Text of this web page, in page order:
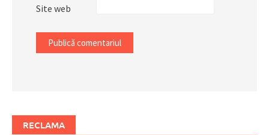
Site web
RECLAMA